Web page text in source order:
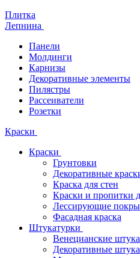
Плитка
Лепнина
Панели
Молдинги
Карнизы
Декоративные элементы
Пилястры
Рассеиватели
Розетки
Краски
Краски
Грунтовки
Декоративные
Краска для стен
Краски и пропитки
Лессирующие
Фасадная краска
Штукатурки
Венецианские
Декоративные